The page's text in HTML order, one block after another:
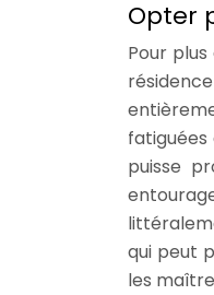
Opter
Pour
puisse
qui peut
les